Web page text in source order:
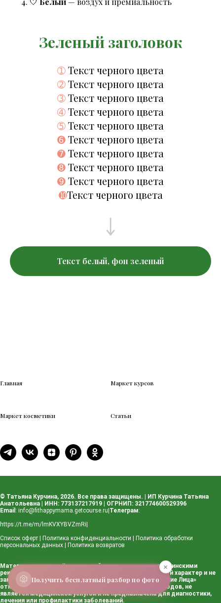
Зеленый заголовок
➀Текст черного цвета
➁Текст черного цвета
➂Текст черного цвета
➃Текст черного цвета
➄Текст черного цвета
➏Текст черного цвета
➐Текст черного цвета
➑Текст черного цвета
➒Текст черного цвета
➓Текст черного цвета
Текст белый, фон зеленый
Получить бесплатный разбор по фото
Главная Маркет курсов
Маркет косметики Статьи
© Татьяна Курчина, 2026. Все права защищены. | ИП Курчина Татьяна
Анатольевна | ИНН: 773137217919 | ОГРНИП: 321774600529396
Email : info@fithappymama.getcourse.ru|Телеграм:
https://t.me/m/lmKVXYBVZmRi|
Список оферт | Политика конфиденциальности | Политика обработки
персональных данных | Политика возвратов
Материалы, размещённые на сайте, не являются медицинскими
рекомендациями. Информация носит ознакомительный характер и не
заменяет консультацию врача. Методика школы «Сияние Лица»
относится к сфере эстетики и оздоровительных подходов, не
является медицинской услугой и не предназначена для диагностики,
лечения или профилактики заболеваний.